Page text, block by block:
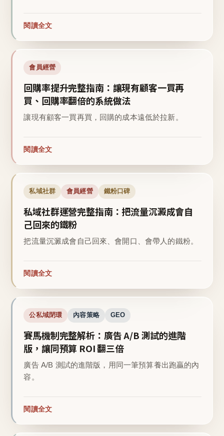
閱讀全文
會員經營
回購率提升完整指南：讓現有顧客一買再
買、回購率翻倍的系統做法
讓現有顧客一買再買，回購的成本遠低於拉新。
閱讀全文
私域社群 會員經營 鐵粉口碑
私域社群運營完整指南：把流量沉澱成會自
己回來的鐵粉
把流量沉澱成會自己回來、會開口、會帶人的鐵粉。
閱讀全文
公私域閉環 內容策略 GEO
賽馬機制完整解析：廣告 A/B 測試的進階
版，讓同預算 ROI 翻三倍
廣告 A/B 測試的進階版，用同一筆預算養出跑贏的內
容。
閱讀全文